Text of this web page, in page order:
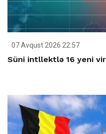
07 Avqust 2026 22:57
Süni intllektlə 16 yeni